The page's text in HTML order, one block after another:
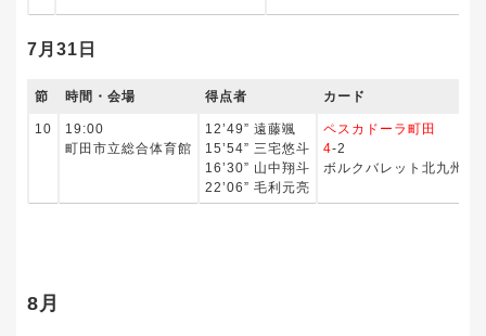
7月31日
節 時間・会場 得点者 カード
10
19:00
町田市立総合体育館
12’49” 遠藤颯
15’54” 三宅悠斗
16’30” 山中翔斗
22’06” 毛利元亮
ペスカドーラ町田
4-2
ボルクバレット北九州
8月